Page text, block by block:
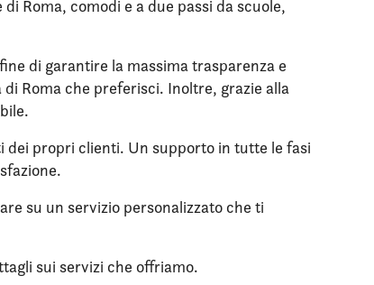
Roma, comodi e a due passi da scuole,
di garantire la massima trasparenza e
Roma che preferisci. Inoltre, grazie alla
dei propri clienti. Un supporto in tutte le fasi
su un servizio personalizzato che ti
sui servizi che offriamo.